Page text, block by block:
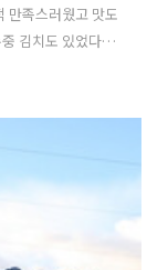
만족스러웠고 맛도
김치도 있었다.
심하게 요동치
다를 향해 떨어지
비를 맞지 않으려
감상하기위해..